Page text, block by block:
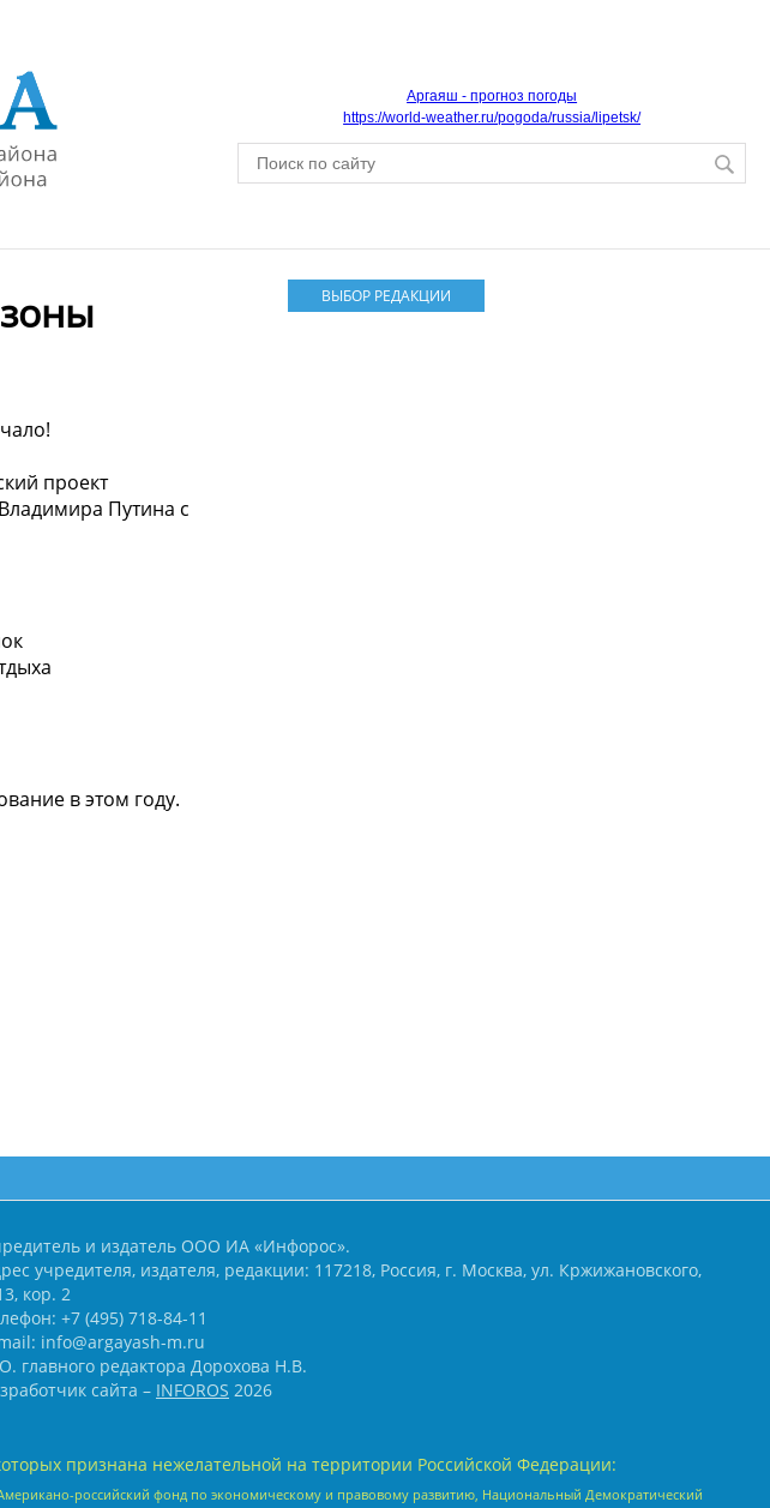
Аргаяш - прогноз погоды
https://world-weather.ru/pogoda/russia/lipetsk/
проект
Путина с
в этом году.
ВЫБОР РЕДАКЦИИ
и издатель ООО ИА «Инфорос».
учредителя, издателя, редакции: 117218, Россия, г. Москва, ул. Кржижановского,
кор. 2
+7 (495) 718-84-11
info@argayash-m.ru
главного редактора Дорохова Н.В.
сайта – INFOROS 2026
признана нежелательной на территории Российской Федерации:
российский фонд по экономическому и правовому развитию, Национальный Демократический